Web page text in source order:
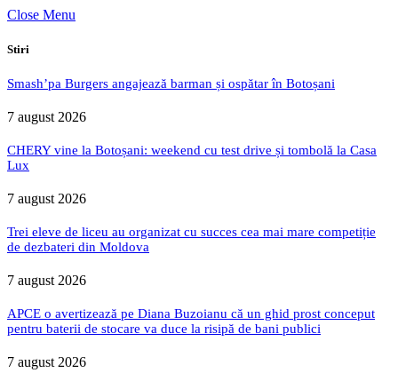
Close Menu
Stiri
Smash’pa Burgers angajează barman și ospătar în Botoșani
7 august 2026
CHERY vine la Botoșani: weekend cu test drive și tombolă la Casa
Lux
7 august 2026
Trei eleve de liceu au organizat cu succes cea mai mare competiție
de dezbateri din Moldova
7 august 2026
APCE o avertizează pe Diana Buzoianu că un ghid prost conceput
pentru baterii de stocare va duce la risipă de bani publici
7 august 2026